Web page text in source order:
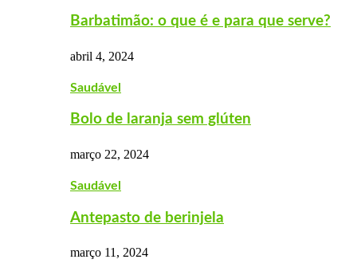
Barbatimão: o que é e para que serve?
abril 4, 2024
Saudável
Bolo de laranja sem glúten
março 22, 2024
Saudável
Antepasto de berinjela
março 11, 2024